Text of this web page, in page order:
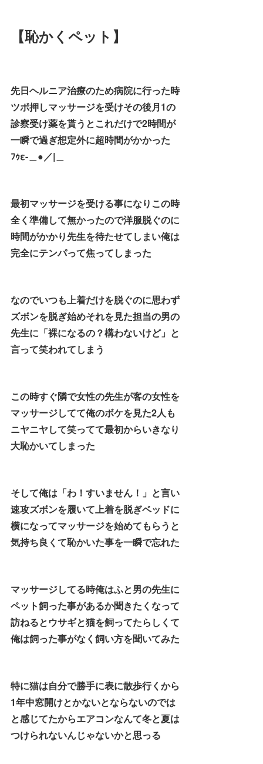
【恥かくペット】
先日ヘルニア治療のため病院に行った時
ツボ押しマッサージを受けその後月1の
診察受け薬を貰うとこれだけで2時間が
一瞬で過ぎ想定外に超時間がかかった
ﾌｩε-＿●／|＿
最初マッサージを受ける事になりこの時
全く準備して無かったので洋服脱ぐのに
時間がかかり先生を待たせてしまい俺は
完全にテンパって焦ってしまった
なのでいつも上着だけを脱ぐのに思わず
ズボンを脱ぎ始めそれを見た担当の男の
先生に「裸になるの？構わないけど」と
言って笑われてしまう
この時すぐ隣で女性の先生が客の女性を
マッサージしてて俺のボケを見た2人も
ニヤニヤして笑ってて最初からいきなり
大恥かいてしまった
そして俺は「わ！すいません！」と言い
速攻ズボンを履いて上着を脱ぎベッドに
横になってマッサージを始めてもらうと
気持ち良くて恥かいた事を一瞬で忘れた
マッサージしてる時俺はふと男の先生に
ペット飼った事があるか聞きたくなって
訪ねるとウサギと猫を飼ってたらしくて
俺は飼った事がなく飼い方を聞いてみた
特に猫は自分で勝手に表に散歩行くから
1年中窓開けとかないとならないのでは
と感じてたからエアコンなんて冬と夏は
つけられないんじゃないかと思っる